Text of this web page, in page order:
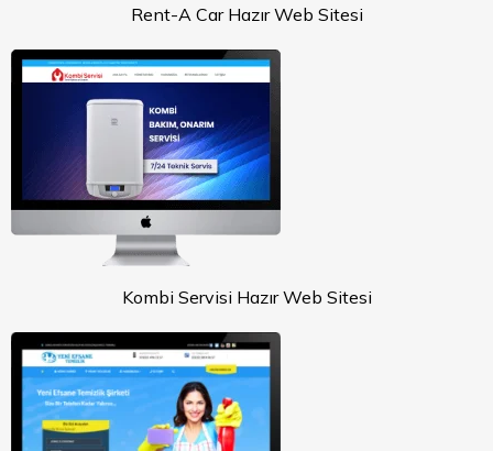
Rent-A Car Hazır Web Sitesi
Kombi Servisi Hazır Web Sitesi